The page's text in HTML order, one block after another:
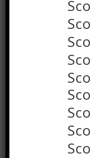
POPOLARI